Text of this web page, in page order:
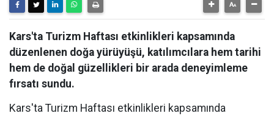
Kars'ta Turizm Haftası etkinlikleri kapsamında
düzenlenen doğa yürüyüşü, katılımcılara hem tarihi
hem de doğal güzellikleri bir arada deneyimleme
fırsatı sundu.
Kars'ta Turizm Haftası etkinlikleri kapsamında